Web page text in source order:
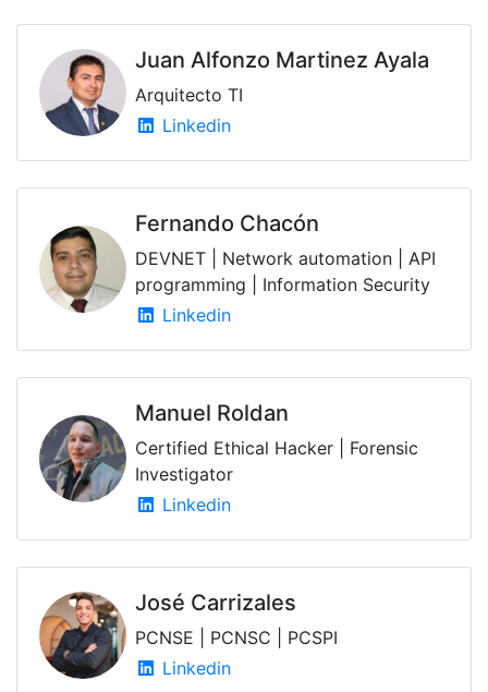
Juan Alfonzo Martinez Ayala
Arquitecto TI
Linkedin
Fernando Chacón
DEVNET | Network automation | API
programming | Information Security
Linkedin
Manuel Roldan
Certified Ethical Hacker | Forensic
Investigator
Linkedin
José Carrizales
PCNSE | PCNSC | PCSPI
Linkedin